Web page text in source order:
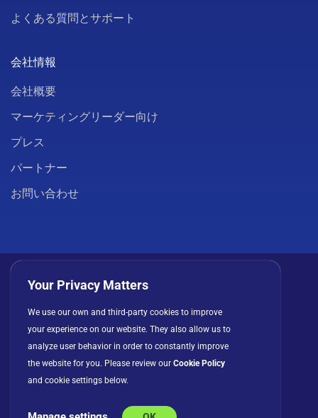
よくある質問とサポート
会社情報
会社概要
マーケティングリーダー向け
プレス
パートナー
お問い合わせ
ライセンス契約
Your Privacy Matters
We use our own and third-party cookies to improve
your experience on our website. They also allow us to
analyze user behavior in order to constantly improve
the website for you. Please review our Cookie Policy
and cookie settings below.